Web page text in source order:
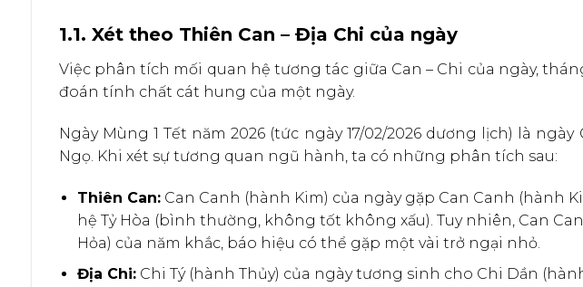
1.1. Xét theo Thiên Can – Địa Chi của ngày
Việc phân tích mối quan hệ tương tác giữa Can – Chi của ngày,
đoán tính chất cát hung của một ngày.
Ngày Mùng 1 Tết năm 2026 (tức ngày 17/02/2026 dương lịch) là
Ngọ. Khi xét sự tương quan ngũ hành, ta có những phân tích sau:
Thiên Can: Can Canh (hành Kim) của ngày gặp Can Canh (hành
hệ Tỷ Hòa (bình thường, không tốt không xấu). Tuy nhiên, Can
Hỏa) của năm khắc, báo hiệu có thể gặp một vài trở ngại nhỏ.
Địa Chi: Chi Tý (hành Thủy) của ngày tương sinh cho Chi Dần